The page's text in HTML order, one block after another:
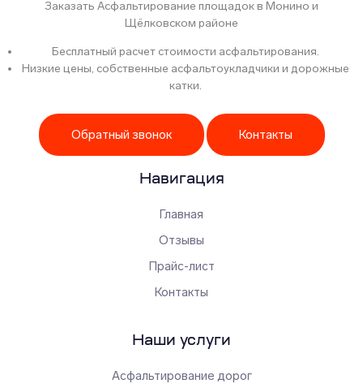
Заказать Асфальтирование площадок в Монино и
Щёлковском районе
Бесплатный расчет стоимости асфальтирования.
Низкие цены, собственные асфальтоукладчики и дорожные
катки.
Обратный звонок Контакты
Навигация
Главная
Отзывы
Прайс-лист
Контакты
Наши услуги
Асфальтирование дорог